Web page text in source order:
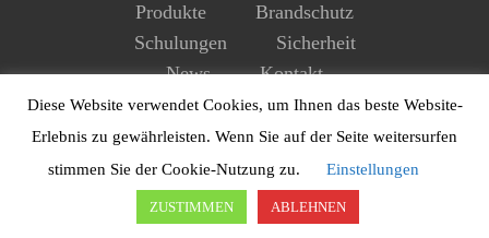
Produkte
Brandschutz
Schulungen
Sicherheit
News
Kontakt
Impressum
Datenschutz
Diese Website verwendet Cookies, um Ihnen das beste Website-
Erlebnis zu gewährleisten. Wenn Sie auf der Seite weitersurfen
stimmen Sie der Cookie-Nutzung zu.
Einstellungen
ZUSTIMMEN ABLEHNEN